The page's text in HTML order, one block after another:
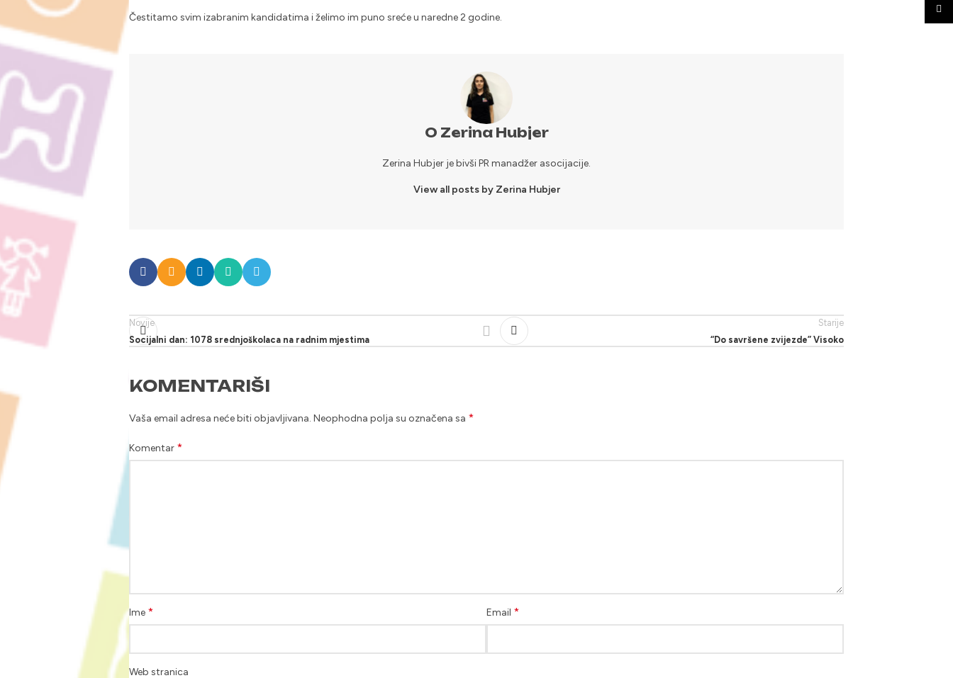
Čestitamo svim izabranim kandidatima i želimo im puno sreće u naredne 2 godine.
O Zerina Hubjer
Zerina Hubjer je bivši PR manadžer asocijacije.
View all posts by Zerina Hubjer
Novije
Socijalni dan: 1078 srednjoškolaca na radnim mjestima
Starije
“Do savršene zvijezde” Visoko
KOMENTARIŠI
Vaša email adresa neće biti objavljivana. Neophodna polja su označena sa *
Komentar *
Ime * Email *
Web stranica